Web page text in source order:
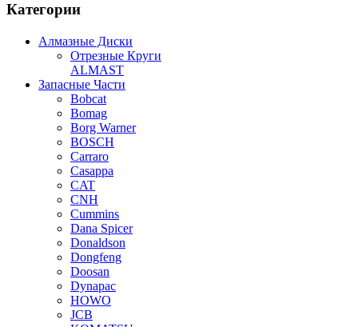
Категории
Алмазные Диски
Отрезные Круги
ALMAST
Запасные Части
Bobcat
Bomag
Borg Warner
BOSCH
Carraro
Casappa
CAT
CNH
Cummins
Dana Spicer
Donaldson
Dongfeng
Doosan
Dynapac
HOWO
JCB